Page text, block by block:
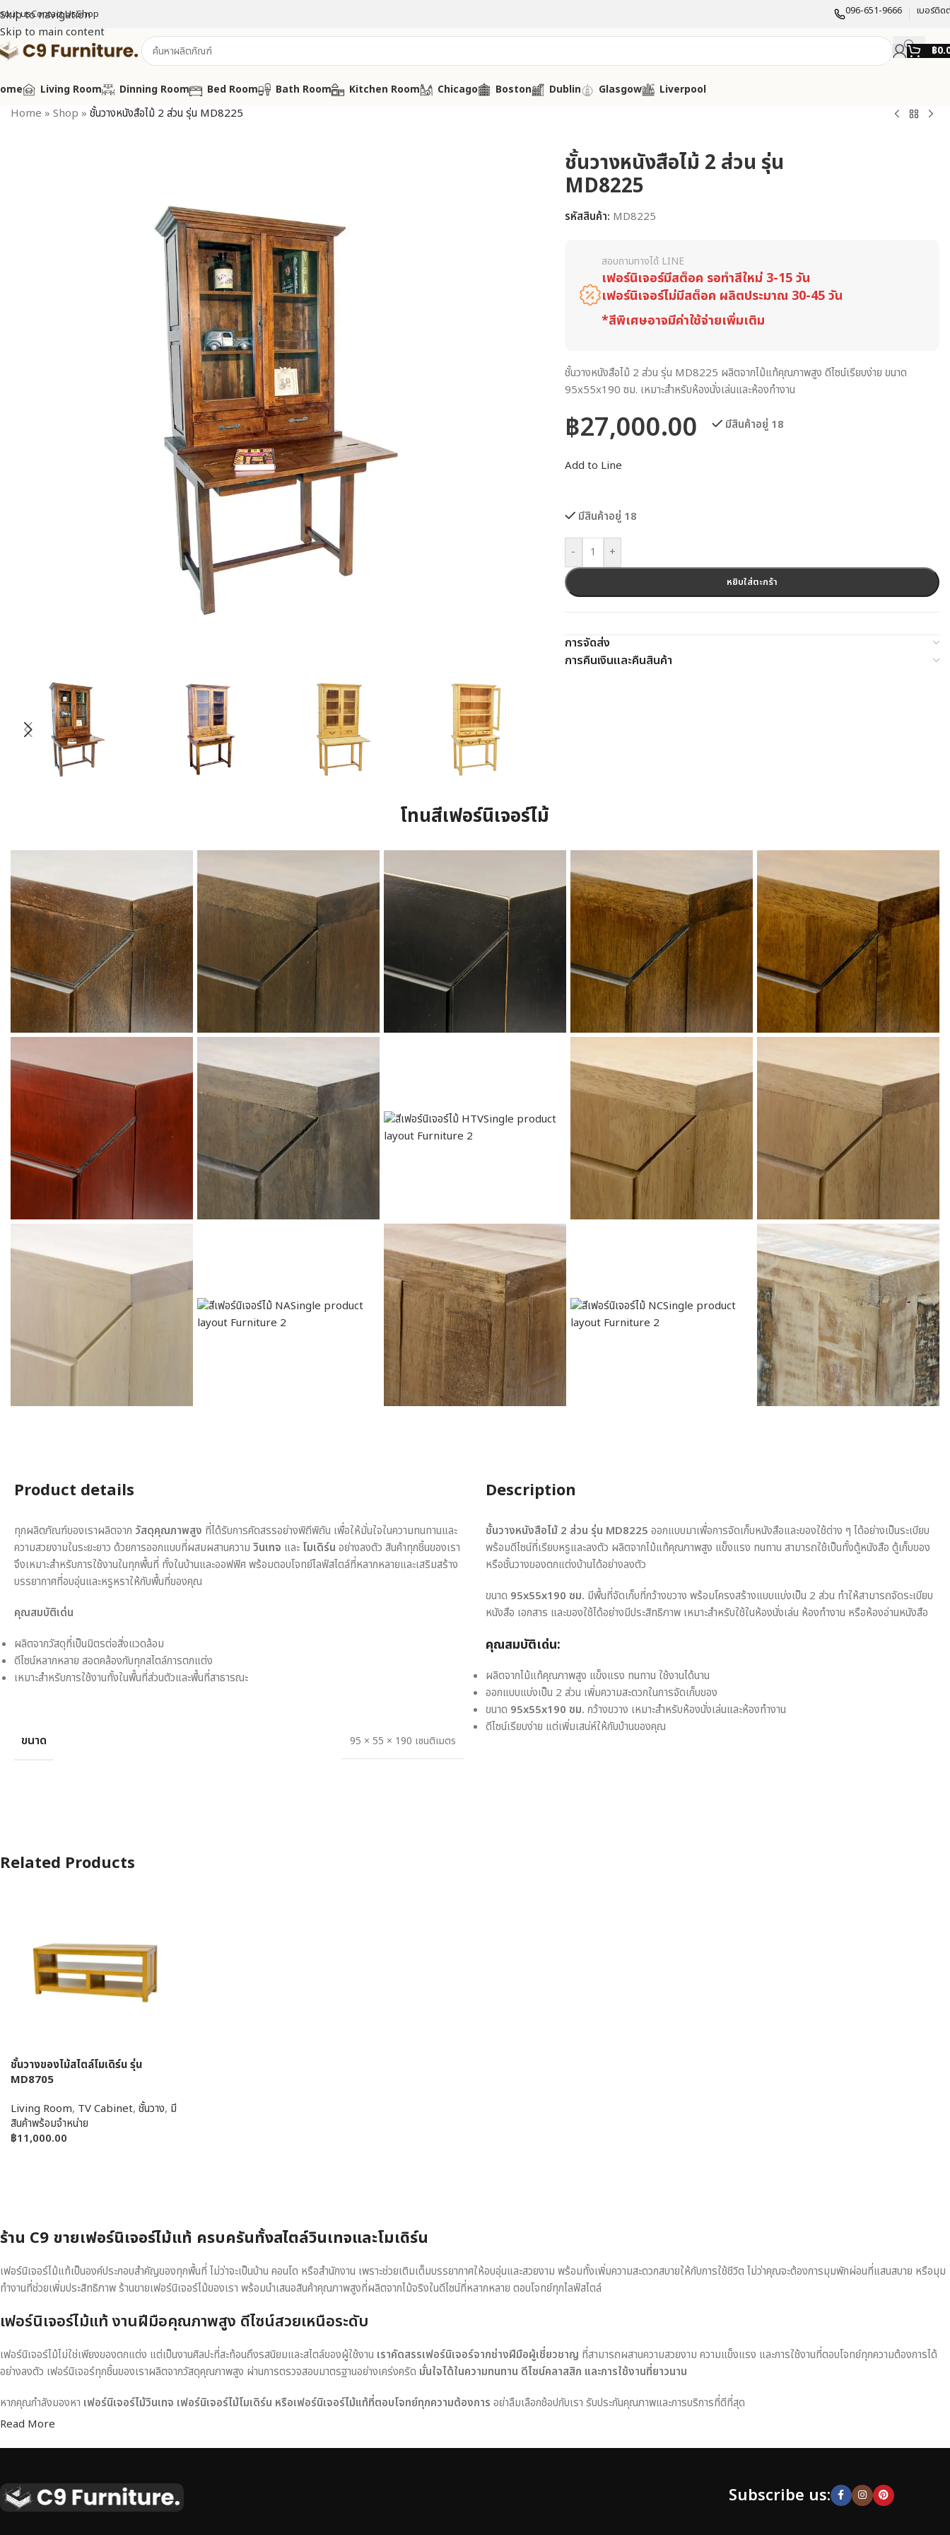
Skip to navigation
Skip to main content
usContact UsShop 096-651-9666 เบอร์ติด
฿
Living Room Dinning Room Bed Room Bath Room Kitchen Room Chicago Boston Dublin Glasgow Liverpool
Home » Shop » ชั้นวางหนังสือไม้ 2 ส่วน รุ่น MD8225
ชั้นวางหนังสือไม้ 2 ส่วน รุ่น
MD8225
รหัสสินค้า: MD8225
สอบถามทางได้ LINE
เฟอร์นิเจอร์มีสต็อค รอทำสีใหม่ 3-15 วัน
เฟอร์นิเจอร์ไม่มีสต็อค ผลิตประมาณ 30-45 วัน
*สีพิเศษอาจมีค่าใช้จ่ายเพิ่มเติม
ชั้นวางหนังสือไม้ 2 ส่วน รุ่น MD8225 ผลิตจากไม้แท้คุณภาพสูง ดีไซน์เรียบง่าย ขนาด
95x55x190 ซม. เหมาะสำหรับห้องนั่งเล่นและห้องทำงาน
฿27,000.00 มีสินค้าอยู่ 18
Add to Line
มีสินค้าอยู่ 18
- +
หยิบใส่ตะกร้า
การจัดส่ง
การคืนเงินและคืนสินค้า
โทนสีเฟอร์นิเจอร์ไม้
Product details
ทุกผลิตภัณฑ์ของเราผลิตจาก วัสดุคุณภาพสูง ที่ได้รับการคัดสรรอย่างพิถีพิถัน เพื่อให้มั่นใจในความทนทานและ
ความสวยงามในระยะยาว ด้วยการออกแบบที่ผสมผสานความ วินเทจ และ โมเดิร์น อย่างลงตัว สินค้าทุกชิ้นของเรา
จึงเหมาะสำหรับการใช้งานในทุกพื้นที่ ทั้งในบ้านและออฟฟิศ พร้อมตอบโจทย์ไลฟ์สไตล์ที่หลากหลายและเสริมสร้าง
บรรยากาศที่อบอุ่นและหรูหราให้กับพื้นที่ของคุณ
คุณสมบัติเด่น
ผลิตจากวัสดุที่เป็นมิตรต่อสิ่งแวดล้อม
ดีไซน์หลากหลาย สอดคล้องกับทุกสไตล์การตกแต่ง
เหมาะสำหรับการใช้งานทั้งในพื้นที่ส่วนตัวและพื้นที่สาธารณะ
ขนาด 95 × 55 × 190 เซนติเมตร
Description
ชั้นวางหนังสือไม้ 2 ส่วน รุ่น MD8225 ออกแบบมาเพื่อการจัดเก็บหนังสือและของใช้ต่าง ๆ ได้อย่างเป็นระเบียบ
พร้อมดีไซน์ที่เรียบหรูและลงตัว ผลิตจากไม้แท้คุณภาพสูง แข็งแรง ทนทาน สามารถใช้เป็นทั้งตู้หนังสือ ตู้เก็บของ
หรือชั้นวางของตกแต่งบ้านได้อย่างลงตัว
ขนาด 95x55x190 ซม. มีพื้นที่จัดเก็บที่กว้างขวาง พร้อมโครงสร้างแบบแบ่งเป็น 2 ส่วน ทำให้สามารถจัดระเบียบ
หนังสือ เอกสาร และของใช้ได้อย่างมีประสิทธิภาพ เหมาะสำหรับใช้ในห้องนั่งเล่น ห้องทำงาน หรือห้องอ่านหนังสือ
คุณสมบัติเด่น:
ผลิตจากไม้แท้คุณภาพสูง แข็งแรง ทนทาน ใช้งานได้นาน
ออกแบบแบ่งเป็น 2 ส่วน เพิ่มความสะดวกในการจัดเก็บของ
ขนาด 95x55x190 ซม. กว้างขวาง เหมาะสำหรับห้องนั่งเล่นและห้องทำงาน
ดีไซน์เรียบง่าย แต่เพิ่มเสน่ห์ให้กับบ้านของคุณ
Related Products
ชั้นวางของไม้สไตล์โมเดิร์น รุ่น
MD8705
Living Room, TV Cabinet, ชั้นวาง, มี
สินค้าพร้อมจำหน่าย
฿11,000.00
ร้าน C9 ขายเฟอร์นิเจอร์ไม้แท้ ครบครันทั้งสไตล์วินเทจและโมเดิร์น
เฟอร์นิเจอร์ไม้แท้เป็นองค์ประกอบสำคัญของทุกพื้นที่ ไม่ว่าจะเป็นบ้าน คอนโด หรือสำนักงาน เพราะช่วยเติมเต็มบรรยากาศให้อบอุ่นและสวยงาม พร้อมทั้งเพิ่มความสะดวกสบายให้กับการใช้ชีวิต ไม่ว่าคุณจะต้องการมุมพักผ่อนที่แสนสบาย หรือมุม
ทำงานที่ช่วยเพิ่มประสิทธิภาพ ร้านขายเฟอร์นิเจอร์ไม้ของเรา พร้อมนำเสนอสินค้าคุณภาพสูงที่ผลิตจากไม้จริงในดีไซน์ที่หลากหลาย ตอบโจทย์ทุกไลฟ์สไตล์
เฟอร์นิเจอร์ไม้แท้ งานฝีมือคุณภาพสูง ดีไซน์สวยเหนือระดับ
เฟอร์นิเจอร์ไม้ไม่ใช่เพียงของตกแต่ง แต่เป็นงานศิลปะที่สะท้อนถึงรสนิยมและสไตล์ของผู้ใช้งาน เราคัดสรรเฟอร์นิเจอร์จากช่างฝีมือผู้เชี่ยวชาญ ที่สามารถผสานความสวยงาม ความแข็งแรง และการใช้งานที่ตอบโจทย์ทุกความต้องการได้
อย่างลงตัว เฟอร์นิเจอร์ทุกชิ้นของเราผลิตจากวัสดุคุณภาพสูง ผ่านการตรวจสอบมาตรฐานอย่างเคร่งครัด มั่นใจได้ในความทนทาน ดีไซน์คลาสสิก และการใช้งานที่ยาวนาน
หากคุณกำลังมองหา เฟอร์นิเจอร์ไม้วินเทจ เฟอร์นิเจอร์ไม้โมเดิร์น หรือเฟอร์นิเจอร์ไม้แท้ที่ตอบโจทย์ทุกความต้องการ อย่าลืมเลือกช้อปกับเรา รับประกันคุณภาพและการบริการที่ดีที่สุด
Read More
Subscribe us: